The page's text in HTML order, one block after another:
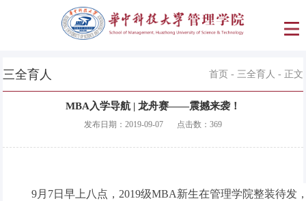
三全育人 首页 - 三全育人 - 正文
MBA入学导航 | 龙舟赛——震撼来袭！
发布日期： 2019-09-07 点击数： 369
9月7日早上八点，2019级MBA新生在管理学院整装待